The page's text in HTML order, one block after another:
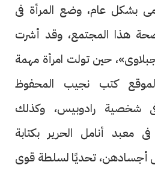
بشكل عام، وضع المرأة فى
هذا المجتمع، وقد أشرت
حين تولت امرأة مهمة
كتب نجيب المحفوظ
شخصية رادوبيس، وكذلك
معبد أنامل الحرير بكتابة
أجسادهن، تحديًا لسلطة قوى